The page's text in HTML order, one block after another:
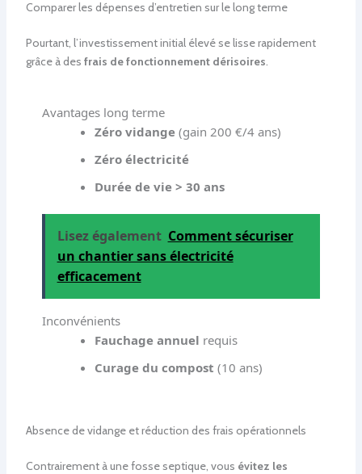
Comparer les dépenses d’entretien sur le long terme
Pourtant, l’investissement initial élevé se lisse rapidement
grâce à des frais de fonctionnement dérisoires.
Avantages long terme
Zéro vidange (gain 200 €/4 ans)
Zéro électricité
Durée de vie > 30 ans
Lisez également Comment sécuriser
un chantier sans électricité
efficacement
Inconvénients
Fauchage annuel requis
Curage du compost (10 ans)
Absence de vidange et réduction des frais opérationnels
Contrairement à une fosse septique, vous évitez les